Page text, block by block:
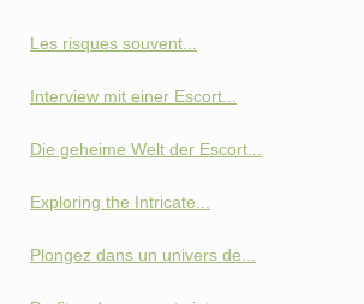
Les risques souvent...
Interview mit einer Escort...
Die geheime Welt der Escort...
Exploring the Intricate...
Plongez dans un univers de...